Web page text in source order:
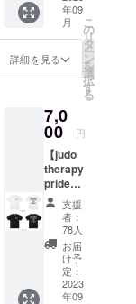
年09
月
詳細を見る
こ
の
リ
タ
ー
ン
を
選
択
す
る
7,0
00 円
【judo
therapy
pride】
Tシャツ
柔道整
復師と
してプ
ライド
を持っ
て仕事
をした
支援
者：
78人
お届
け予
定：
2023
年09